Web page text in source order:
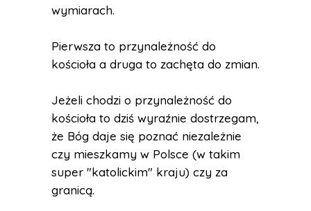
wymiarach.
Pierwsza to przynależność do
kościoła a druga to zachęta do zmian.
Jeżeli chodzi o przynależność do
kościoła to dziś wyraźnie dostrzegam,
że Bóg daje się poznać niezależnie
czy mieszkamy w Polsce (w takim
super "katolickim" kraju) czy za
granicą.